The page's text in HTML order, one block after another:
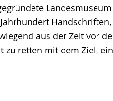
aus der Zeit vor
zu retten mit dem Ziel,